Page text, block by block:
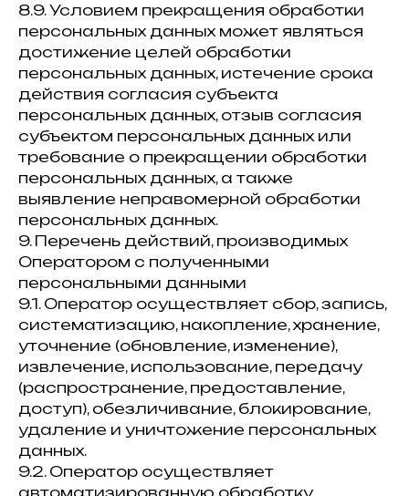
8.9. Условием прекращения обработки
персональных данных может являться
достижение целей обработки
персональных данных, истечение срока
действия согласия субъекта
персональных данных, отзыв согласия
субъектом персональных данных или
требование о прекращении обработки
персональных данных, а также
выявление неправомерной обработки
персональных данных.
9. Перечень действий, производимых
Оператором с полученными
персональными данными
9.1. Оператор осуществляет сбор, запись,
систематизацию, накопление, хранение,
уточнение (обновление, изменение),
извлечение, использование, передачу
(распространение, предоставление,
доступ), обезличивание, блокирование,
удаление и уничтожение персональных
данных.
9.2. Оператор осуществляет
автоматизированную обработку